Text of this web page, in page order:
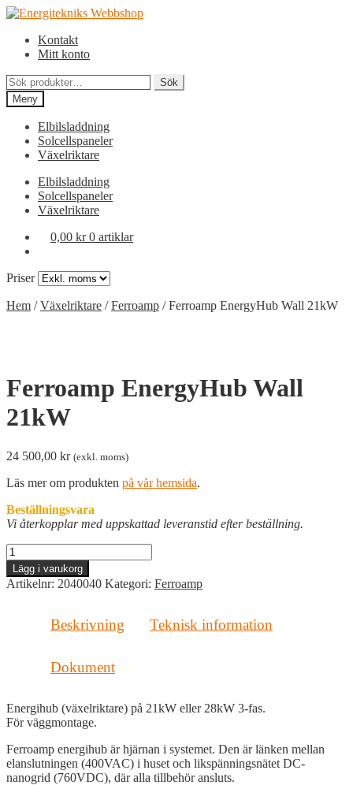
Hoppa
navigering
Hoppa
innehållKontakt
Mitt konto
Sök
efter:
Sök
Meny
Elbilsladdning
Solcellspaneler
Växelriktare
Elbilsladdning
Solcellspaneler
Växelriktare
0,00 kr 0 artiklar
Priser
Hem /Växelriktare /Ferroamp /Ferroamp EnergyHub Wall 21kW
Ferroamp EnergyHub Wall
21kW
24 500,00 kr (exkl. moms)
Läs mer om produkten på vår hemsida.
Beställningsvara
Vi återkopplar med uppskattad leveranstid efter beställning.
Ferroamp
EnergyHub
Wall
21kW
Lägg i varukorg
Artikelnr: 2040040 Kategori: Ferroamp
Beskrivning Teknisk information
Dokument
Energihub (växelriktare) på 21kW eller 28kW 3-fas.
För väggmontage.
Ferroamp energihub är hjärnan i systemet. Den är länken mellan
elanslutningen (400VAC) i huset och likspänningsnätet DC-
nanogrid (760VDC), där alla tillbehör ansluts.